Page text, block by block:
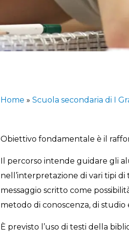
Home » Scuola secondaria di I
Obiettivo fondamentale è il
Il percorso intende guidare gli
nell’interpretazione di vari tipi di
messaggio scritto come
metodo di conoscenza, di studio
È previsto l’uso di testi della